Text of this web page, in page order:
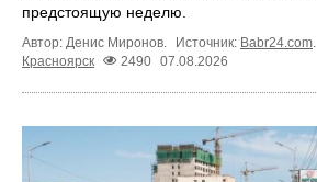
предстоящую неделю.
Автор: Денис Миронов. Источник: Babr24.com.
Красноярск
2490 07.08.2026